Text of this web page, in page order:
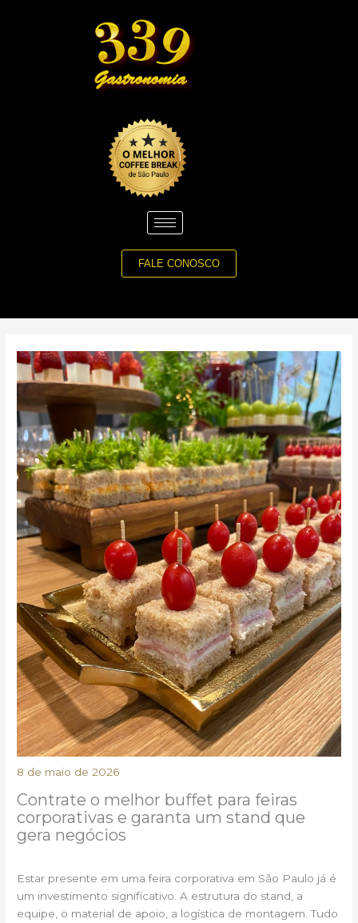
FALE CONOSCO
8 de maio de 2026
Contrate o melhor buffet para feiras
corporativas e garanta um stand que
gera negócios
Estar presente em uma feira corporativa em São Paulo já é
um investimento significativo. A estrutura do stand, a
equipe, o material de apoio, a logística de montagem. Tudo